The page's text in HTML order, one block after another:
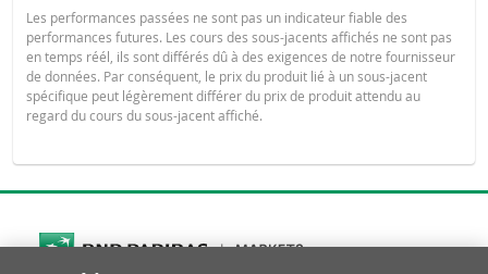
Les performances passées ne sont pas un indicateur fiable des
performances futures. Les cours des sous-jacents affichés ne sont pas
en temps réél, ils sont différés dû à des exigences de notre fournisseur
de données. Par conséquent, le prix du produit lié à un sous-jacent
spécifique peut légèrement différer du prix de produit attendu au
regard du cours du sous-jacent affiché.